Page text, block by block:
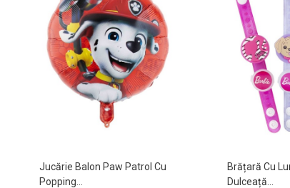
Jucărie Balon Paw Patrol Cu
Popping...
Brățară Cu
Dulceață...